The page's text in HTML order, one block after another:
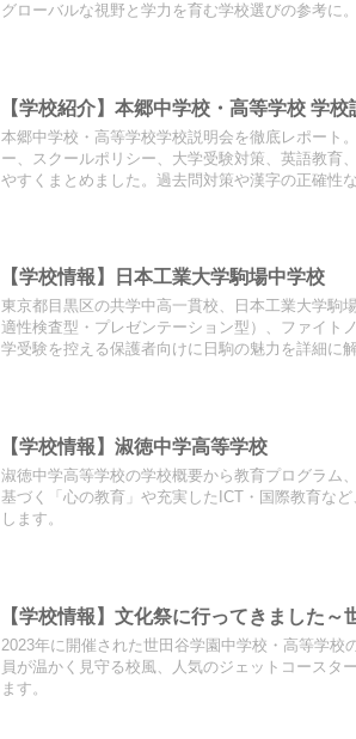
グローバルな視野と学力を育む学校選びの参考に。
【学校紹介】本郷中学校・高等学校 学校
本郷中学校・高等学校学校説明会を徹底レポート
ー、スクールポリシー、大学受験対策、英語教育
やすくまとめました。過去問対策や漢字の正確性
【学校情報】日本工業大学駒場中学校
東京都目黒区の共学中高一貫校、日本工業大学駒
適性検査型・プレゼンテーション型）、ファイト
学受験を控える保護者向けに日駒の魅力を詳細に
【学校情報】淑徳中学高等学校
淑徳中学高等学校の学校概要から教育プログラム
基づく「心の教育」や充実したICT・国際教育な
します。
【学校情報】文化祭に行ってきました
2023年に開催された世田谷学園中学校・高等学
員が温かく見守る校風、人気のジェットコースタ
ます。